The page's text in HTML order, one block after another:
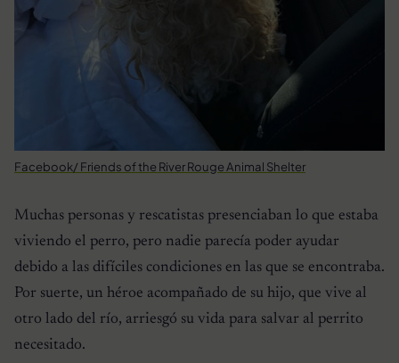
Facebook/ Friends of the River Rouge Animal Shelter
Muchas personas y rescatistas presenciaban lo que estaba
viviendo el perro, pero nadie parecía poder ayudar
debido a las difíciles condiciones en las que se encontraba.
Por suerte, un héroe acompañado de su hijo, que vive al
otro lado del río, arriesgó su vida para salvar al perrito
necesitado.